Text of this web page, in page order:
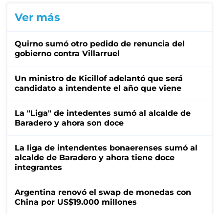
Ver más
Quirno sumó otro pedido de renuncia del
gobierno contra Villarruel
Un ministro de Kicillof adelantó que será
candidato a intendente el año que viene
La "Liga" de intedentes sumó al alcalde de
Baradero y ahora son doce
La liga de intendentes bonaerenses sumó al
alcalde de Baradero y ahora tiene doce
integrantes
Argentina renovó el swap de monedas con
China por US$19.000 millones